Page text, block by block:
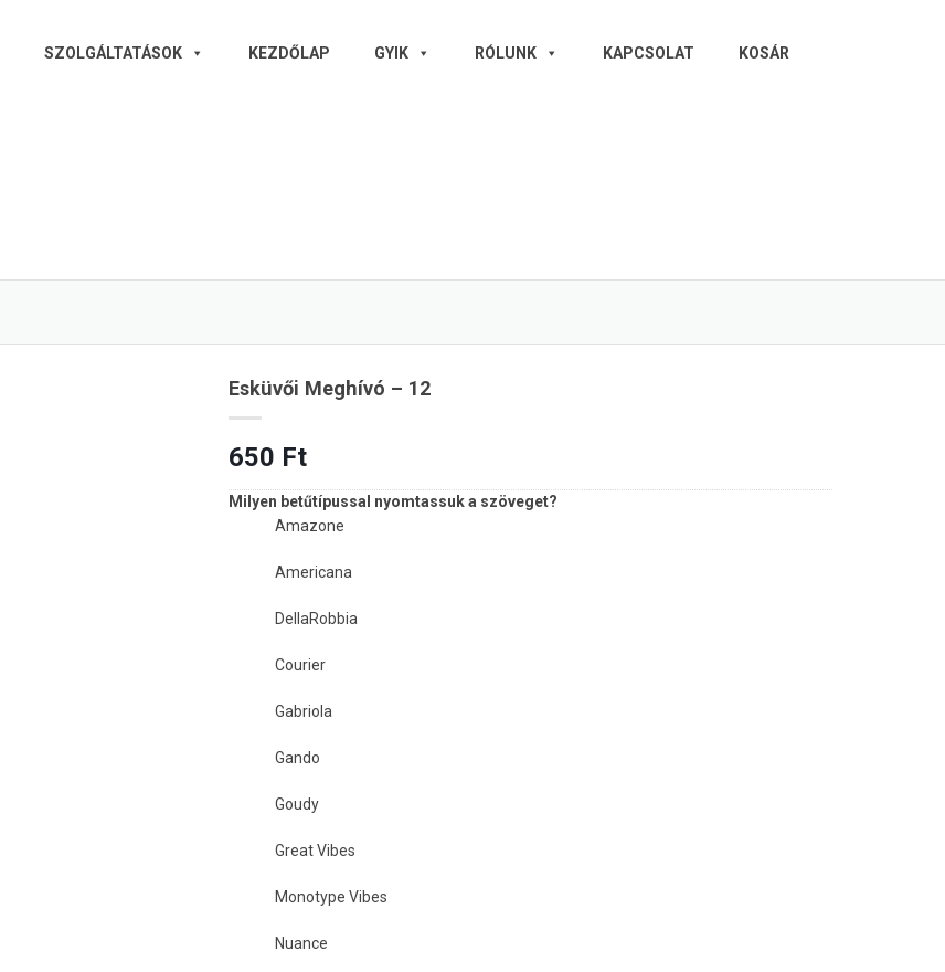
SZOLGÁLTATÁSOK KEZDŐLAP GYIK RÓLUNK KAPCSOLAT KOSÁR
Esküvői Meghívó – 12
650 Ft
Milyen betűtípussal nyomtassuk a szöveget?
Amazone
Americana
DellaRobbia
Courier
Gabriola
Gando
Goudy
Great Vibes
Monotype Vibes
Nuance